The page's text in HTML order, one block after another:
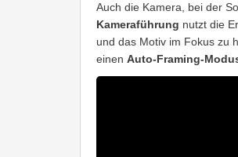
Auch die Kamera, bei der
Kameraführung nutzt die
und das Motiv im Fokus zu
einen Auto-Framing-